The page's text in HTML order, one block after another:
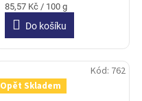
Měrná
cena:
85,57 Kč / 100 g
Do košíku
Opět Skladem
Kód: 762